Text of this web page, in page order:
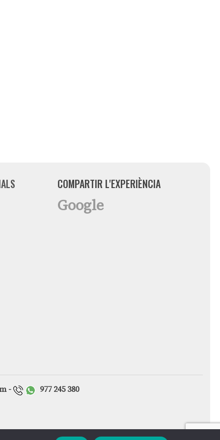
COMPARTIR L'EXPERIÈNCIA
Google
- 977 245 380